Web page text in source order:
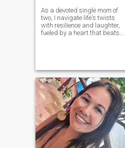
As a devoted single mom of
two, I navigate life's twists
with resilience and laughter,
fueled by a heart that beats
sunsets, sharing a quiet
night in, whispering